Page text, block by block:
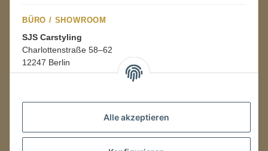
Alle akzeptieren
BÜRO / SHOWROOM
SJS Carstyling
Charlottenstraße 58–62
12247 Berlin
08:00–16:00 Uhr
LAGER / RETOUREN